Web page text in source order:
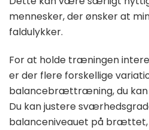
mennesker, der ønsker at
faldulykker.
For at holde træningen
er der flere forskellige
balancebrættræning, du kan
Du kan justere
balanceniveauet på brættet,